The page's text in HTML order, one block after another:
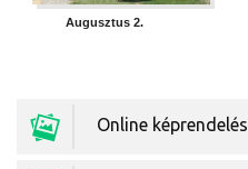
Augusztus 2.
Online képrendelés